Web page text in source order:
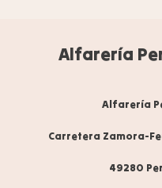
Alfarería
Alfarería
Carretera Zamora-
49280